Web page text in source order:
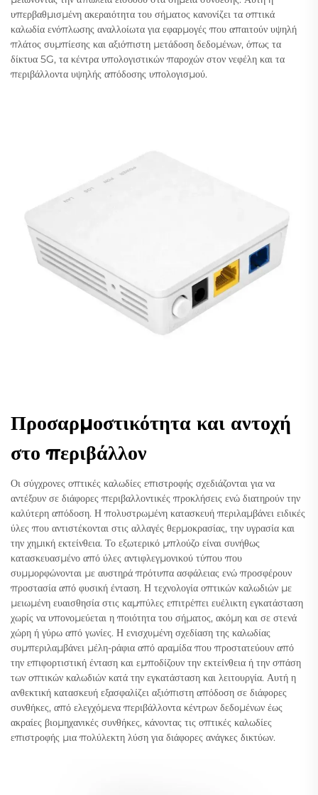
υπερβαθμισμένη ακεραιότητα του σήματος κανονίζει τα οπτικά
καλωδία ενόπλωσης αναλλοίωτα για εφαρμογές που απαιτούν υψηλή
πλάτος συμπίεσης και αξιόπιστη μετάδοση δεδομένων, όπως τα
δίκτυα 5G, τα κέντρα υπολογιστικών παροχών στον νεφέλη και τα
περιβάλλοντα υψηλής απόδοσης υπολογισμού.
Προσαρμοστικότητα και αντοχή
στο περιβάλλον
Οι σύγχρονες οπτικές καλωδίες επιστροφής σχεδιάζονται για να
αντέξουν σε διάφορες περιβαλλοντικές προκλήσεις ενώ διατηρούν την
καλύτερη απόδοση. Η πολυστρωμένη κατασκευή περιλαμβάνει ειδικές
ύλες που αντιστέκονται στις αλλαγές θερμοκρασίας, την υγρασία και
την χημική εκτείνθεια. Το εξωτερικό μπλούζο είναι συνήθως
κατασκευασμένο από ύλες αντιφλεγμονικού τύπου που
συμμορφώνονται με αυστηρά πρότυπα ασφάλειας ενώ προσφέρουν
προστασία από φυσική ένταση. Η τεχνολογία οπτικών καλωδιών με
μειωμένη ευαισθησία στις καμπύλες επιτρέπει ευέλικτη εγκατάσταση
χωρίς να υπονομεύεται η ποιότητα του σήματος, ακόμη και σε στενά
χώρη ή γύρω από γωνίες. Η ενισχυμένη σχεδίαση της καλωδίας
συμπεριλαμβάνει μέλη-ράφια από αραμίδα που προστατεύουν από
την επιφορτιστική ένταση και εμποδίζουν την εκτείνθεια ή την σπάση
των οπτικών καλωδιών κατά την εγκατάσταση και λειτουργία. Αυτή η
ανθεκτική κατασκευή εξασφαλίζει αξιόπιστη απόδοση σε διάφορες
συνθήκες, από ελεγχόμενα περιβάλλοντα κέντρων δεδομένων έως
ακραίες βιομηχανικές συνθήκες, κάνοντας τις οπτικές καλωδίες
επιστροφής μια πολύλεκτη λύση για διάφορες ανάγκες δικτύων.